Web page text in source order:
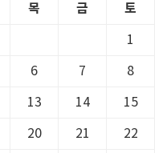
목 금 토
1
6 7 8
13 14 15
20 21 22